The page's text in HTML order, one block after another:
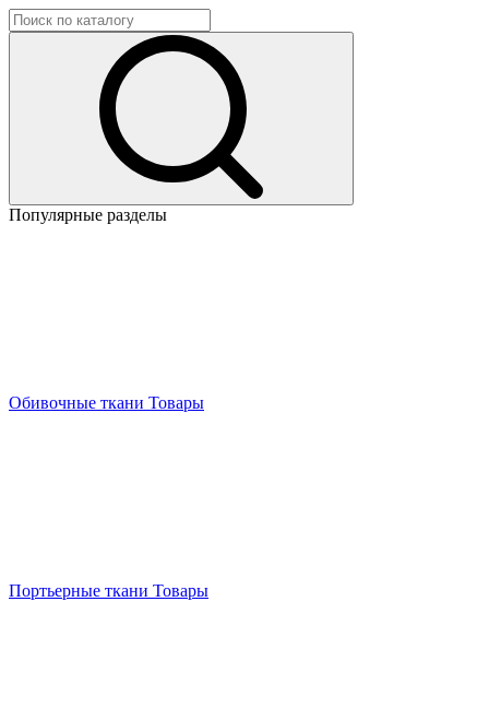
Популярные разделы
Обивочные ткани Товары
Портьерные ткани Товары